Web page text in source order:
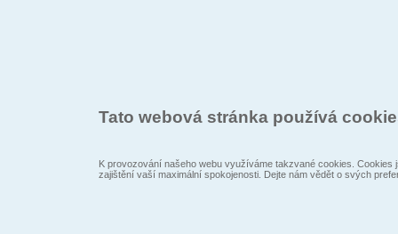
Tato webová stránka používá
K provozování našeho webu využíváme takzvané cookies.
zajištění vaší maximální spokojenosti. Dejte nám vědět o svých